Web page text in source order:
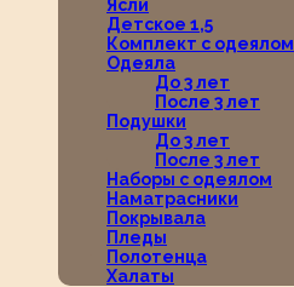
Ясли
Детское 1,5
Комплект с одеялом
Одеяла
До 3 лет
После 3 лет
Подушки
До 3 лет
После 3 лет
Наборы с одеялом
Наматрасники
Покрывала
Пледы
Полотенца
Халаты